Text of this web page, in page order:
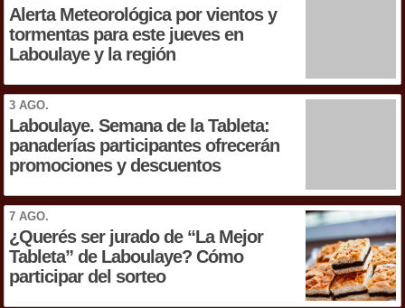
Alerta Meteorológica por vientos y
tormentas para este jueves en
Laboulaye y la región
3 AGO.
Laboulaye. Semana de la Tableta:
panaderías participantes ofrecerán
promociones y descuentos
7 AGO.
¿Querés ser jurado de “La Mejor
Tableta” de Laboulaye? Cómo
participar del sorteo